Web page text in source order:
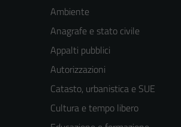
Ambiente
Anagrafe e stato civile
Appalti pubblici
Autorizzazioni
Catasto, urbanistica e SUE
Cultura e tempo libero